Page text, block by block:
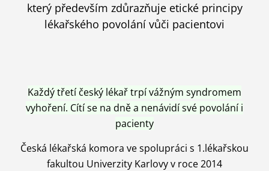
který především zdůrazňuje etické principy
lékařského povolání vůči pacientovi
Každý třetí český lékař trpí vážným syndromem
vyhoření. Cítí se na dně a nenávidí své povolání i
pacienty
Česká lékařská komora ve spolupráci s 1.lékařskou
fakultou Univerzity Karlovy v roce 2014